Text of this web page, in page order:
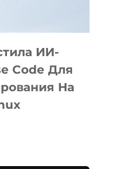
ИИ-
Code Для
На